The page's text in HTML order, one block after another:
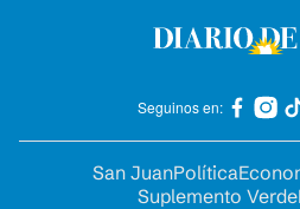
Seguinos en:
San JuanPolítica
Suplemento Verde